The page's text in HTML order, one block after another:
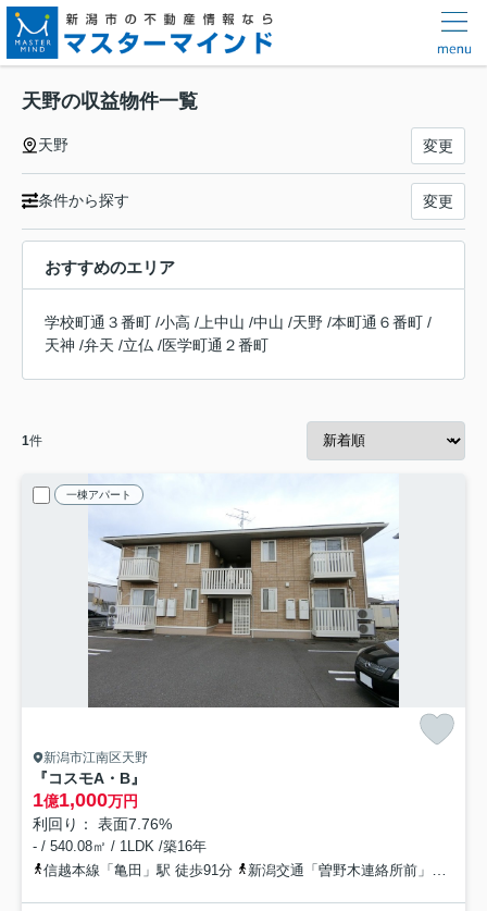
天野の収益物件一覧
天野 変更
条件から探す 変更
おすすめのエリア
学校町通３番町 /小高 / 上中山 /中山 /天野 /本町通６番町 /
天神 /弁天 /立仏 /医学町通２番町
1件
一棟アパート
新潟市江南区天野
『コスモA・B』
1億1,000万円
利回り： 表面7.76%
- / 540.08㎡ / 1LDK /築16年
信越本線「亀田」駅 徒歩91分
新潟交通「曽野木連絡所前」バス停下車 徒歩1分